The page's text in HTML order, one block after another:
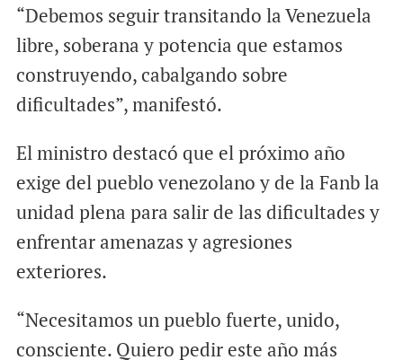
“Debemos seguir transitando la Venezuela
libre, soberana y potencia que estamos
construyendo, cabalgando sobre
dificultades”, manifestó.
El ministro destacó que el próximo año
exige del pueblo venezolano y de la Fanb la
unidad plena para salir de las dificultades y
enfrentar amenazas y agresiones
exteriores.
“Necesitamos un pueblo fuerte, unido,
consciente. Quiero pedir este año más